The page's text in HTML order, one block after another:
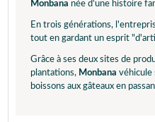
Monbana née d'une histoire
En trois générations,
tout en gardant un esprit
Grâce à ses deux sites de
plantations, Monbana véhicule
boissons aux gâteaux en